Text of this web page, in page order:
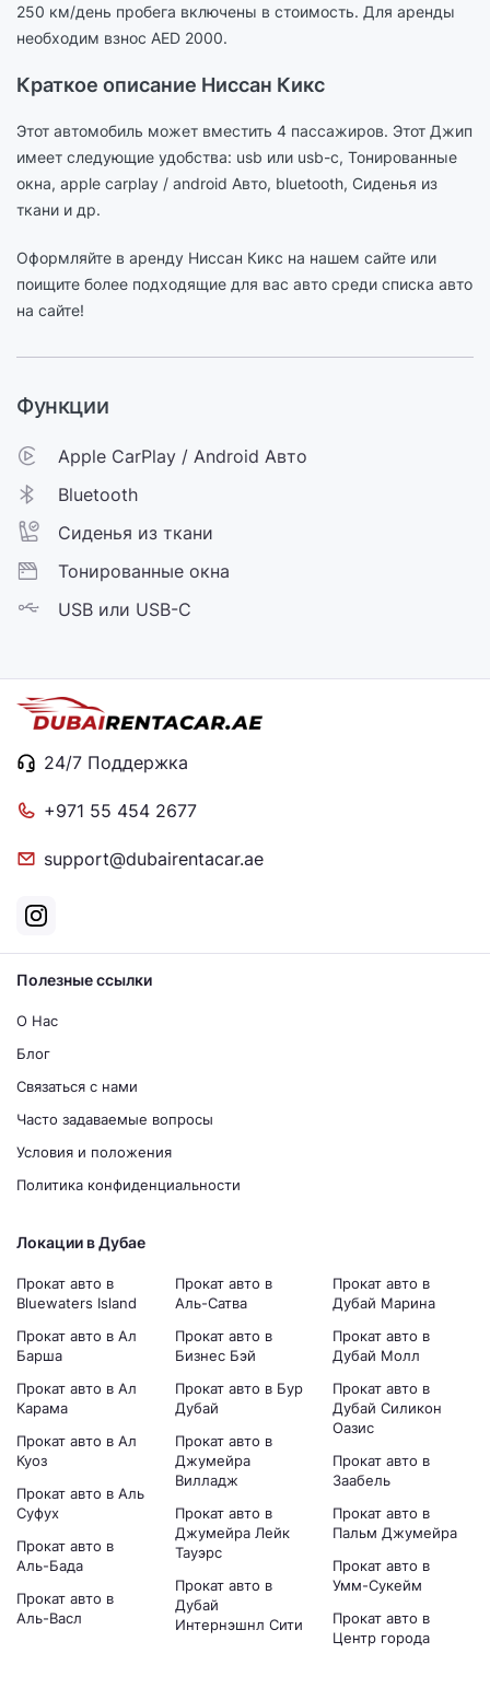
250 км/день пробега включены в стоимость. Для аренды
необходим взнос AED 2000.
Краткое описание Ниссан Кикс
Этот автомобиль может вместить 4 пассажиров. Этот Джип
имеет следующие удобства: usb или usb-c, Тонированные
окна, apple carplay / android Авто, bluetooth, Сиденья из
ткани и др.
Оформляйте в аренду Ниссан Кикс на нашем сайте или
поищите более подходящие для вас авто среди списка авто
на сайте!
Функции
Apple CarPlay / Android Авто
Bluetooth
Сиденья из ткани
Тонированные окна
USB или USB-C
24/7 Поддержка
+971 55 454 2677
support@dubairentacar.ae
Полезные ссылки
О Нас
Блог
Связаться с нами
Часто задаваемые вопросы
Условия и положения
Политика конфиденциальности
Локации в Дубае
Прокат авто в
Bluewaters Island
Прокат авто в Ал
Барша
Прокат авто в Ал
Карама
Прокат авто в Ал
Куоз
Прокат авто в Аль
Суфух
Прокат авто в
Аль-Бада
Прокат авто в
Аль-Васл
Прокат авто в
Аль-Сатва
Прокат авто в
Бизнес Бэй
Прокат авто в Бур
Дубай
Прокат авто в
Джумейра
Вилладж
Прокат авто в
Джумейра Лейк
Тауэрс
Прокат авто в
Дубай
Интернэшнл Сити
Прокат авто в
Дубай Марина
Прокат авто в
Дубай Молл
Прокат авто в
Дубай Силикон
Оазис
Прокат авто в
Заабель
Прокат авто в
Пальм Джумейра
Прокат авто в
Умм-Сукейм
Прокат авто в
Центр города